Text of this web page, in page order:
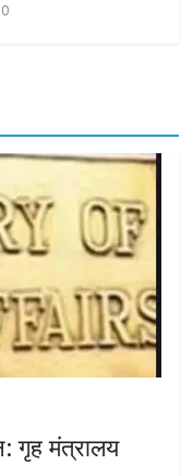
0
गृह मंत्रालय